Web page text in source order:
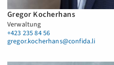
Gregor Kocherhans
Verwaltung
+423 235 84 56
gregor.kocherhans@confida.li